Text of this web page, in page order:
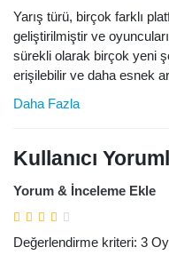
Yarış türü, birçok farklı
geliştirilmiştir ve
sürekli olarak birçok yeni
erişilebilir ve daha esnek
Daha Fazla
Kullanıcı
Yorum & İnceleme Ekle
Değerlendirme kriteri: 3